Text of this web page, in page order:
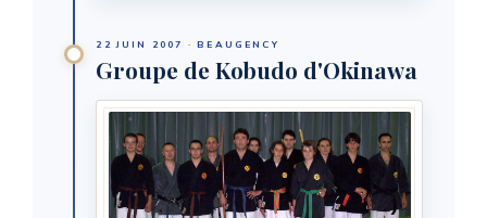
22 JUIN 2007 · BEAUGENCY
Groupe de Kobudo d'Okinawa